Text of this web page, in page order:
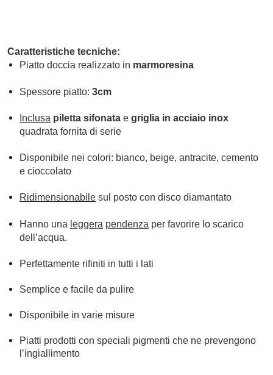
Caratteristiche tecniche:
Piatto doccia realizzato in marmoresina
Spessore piatto: 3cm
Inclusa piletta sifonata e griglia in acciaio inox
quadrata fornita di serie
Disponibile nei colori: bianco, beige, antracite, cemento
e cioccolato
Ridimensionabile sul posto con disco diamantato
Hanno una leggera pendenza per favorire lo scarico
dell’acqua.
Perfettamente rifiniti in tutti i lati
Semplice e facile da pulire
Disponibile in varie misure
Piatti prodotti con speciali pigmenti che ne prevengono
l’ingiallimento